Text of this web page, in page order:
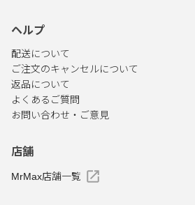
ヘルプ
配送について
ご注文のキャンセルについて
返品について
よくあるご質問
お問い合わせ・ご意見
店舗
MrMax店舗一覧